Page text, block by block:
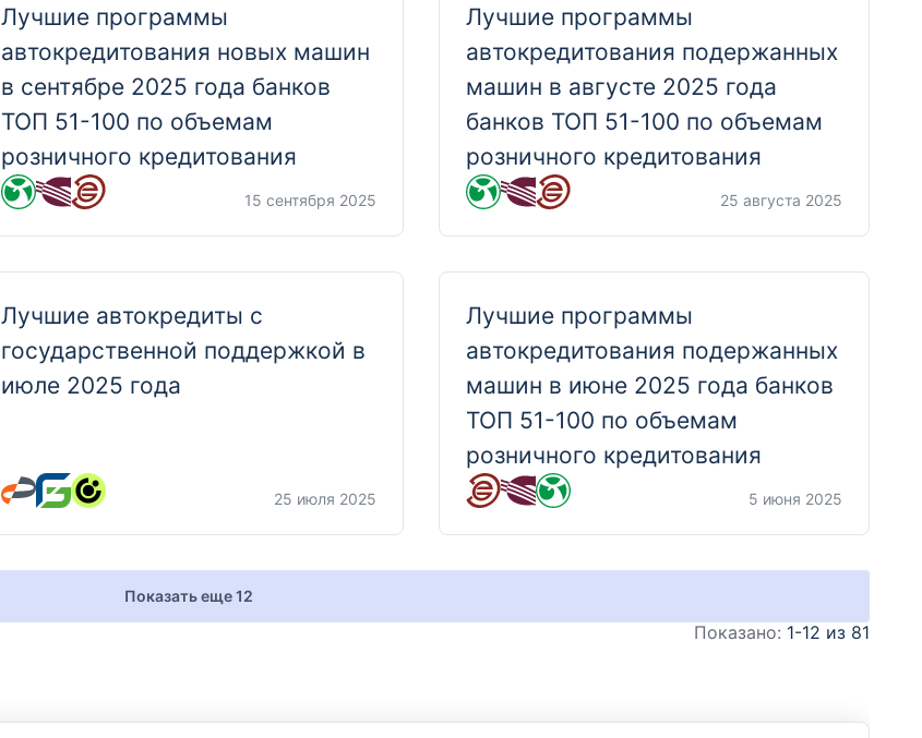
Лучшие программы
автокредитования новых машин
в сентябре 2025 года банков
ТОП 51-100 по объемам
розничного кредитования
15 сентября 2025
Лучшие программы
автокредитования подержанных
машин в августе 2025 года
банков ТОП 51-100 по объемам
розничного кредитования
25 августа 2025
Лучшие автокредиты с
государственной поддержкой в
июле 2025 года
25 июля 2025
Лучшие программы
автокредитования подержанных
машин в июне 2025 года банков
ТОП 51-100 по объемам
розничного кредитования
5 июня 2025
Показать еще 12
Показано: 1-12 из 81